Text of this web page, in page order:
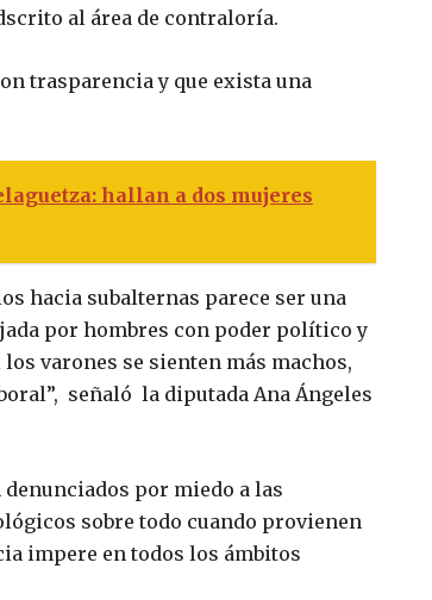
al área de contraloría.
trasparencia y que exista una
hallan a dos mujeres
hacia subalternas parece ser una
por hombres con poder político y
varones se sienten más machos,
señaló la diputada Ana Ángeles
denunciados por miedo a las
sobre todo cuando provienen
impere en todos los ámbitos